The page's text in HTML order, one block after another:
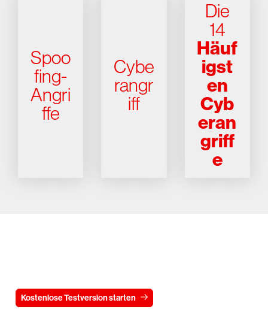
Spoo
fing-
Angri
ffe
Cybe
rangr
iff
Die
14
Häuf
igst
en
Cyb
eran
griff
e
Kostenlose Testversion starten